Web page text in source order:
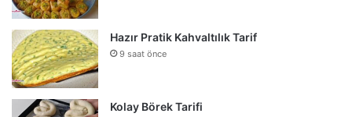
Hazır Pratik Kahvaltılık Tarif
9 saat önce
Kolay Börek Tarifi